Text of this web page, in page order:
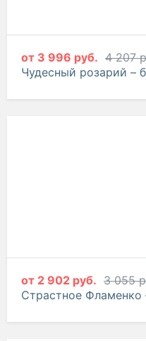
от 3 996 руб. 4 207
Чудесный розарий –
от 2 902 руб. 3 055
Страстное Фламенко